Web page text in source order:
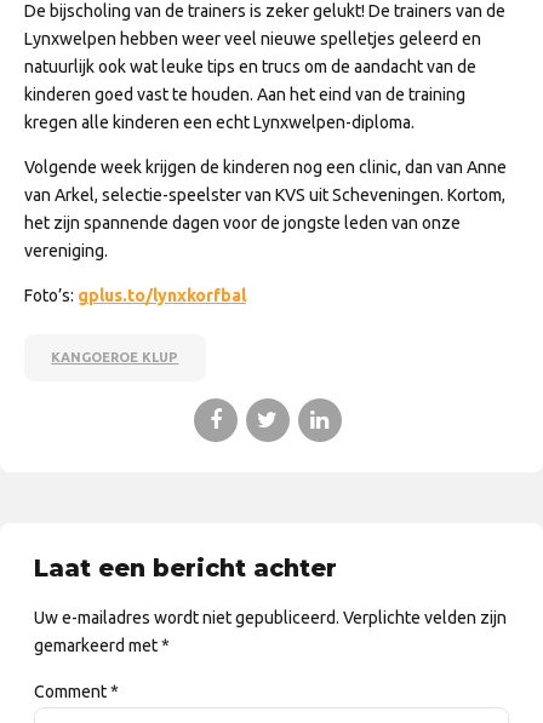
De bijscholing van de trainers is zeker gelukt! De trainers van de
Lynxwelpen hebben weer veel nieuwe spelletjes geleerd en
natuurlijk ook wat leuke tips en trucs om de aandacht van de
kinderen goed vast te houden. Aan het eind van de training
kregen alle kinderen een echt Lynxwelpen-diploma.
Volgende week krijgen de kinderen nog een clinic, dan van Anne
van Arkel, selectie-speelster van KVS uit Scheveningen. Kortom,
het zijn spannende dagen voor de jongste leden van onze
vereniging.
Foto’s: gplus.to/lynxkorfbal
KANGOEROE KLUP
Laat een bericht achter
Uw e-mailadres wordt niet gepubliceerd. Verplichte velden zijn
gemarkeerd met *
Comment*